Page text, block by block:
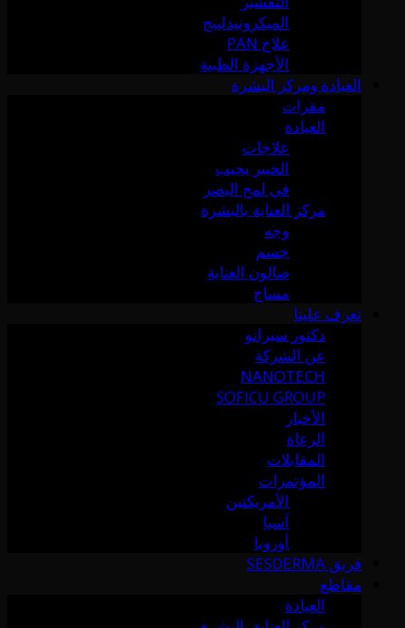
الميكرونيدلينج
علاج PAN
الأجهزة الطبية
العيادة ومركز البشرة
مقرات
العيادة
علاجات
الخبير يجيب
في لمح البصر
مركز العناية بالبشرة
وجه
جسم
صالون العناية
مساج
تعرف علينا
دكتور سيرانو
عن الشركة
NANOTECH
SOFICU GROUP
الأخبار
الرعاة
المقابلات
المؤتمرات
الأمريكتين
آسيا
أوروبا
فريق SESDERMA
مقاطع
العيادة